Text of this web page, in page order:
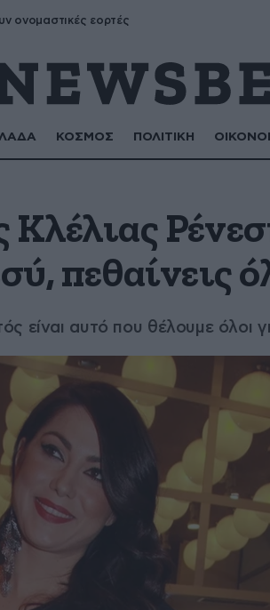
ονομαστικές εορτές
ΚΟΣΜΟΣ ΠΟΛΙΤΙΚΗ
πεθαίνεις
είναι αυτό που θέλουμε όλοι